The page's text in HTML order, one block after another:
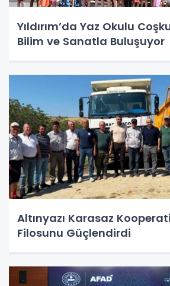
Yıldırım’da Yaz Okulu
Bilim ve Sanatla Buluşuyor
Altınyazı Karasaz
Filosunu Güçlendirdi